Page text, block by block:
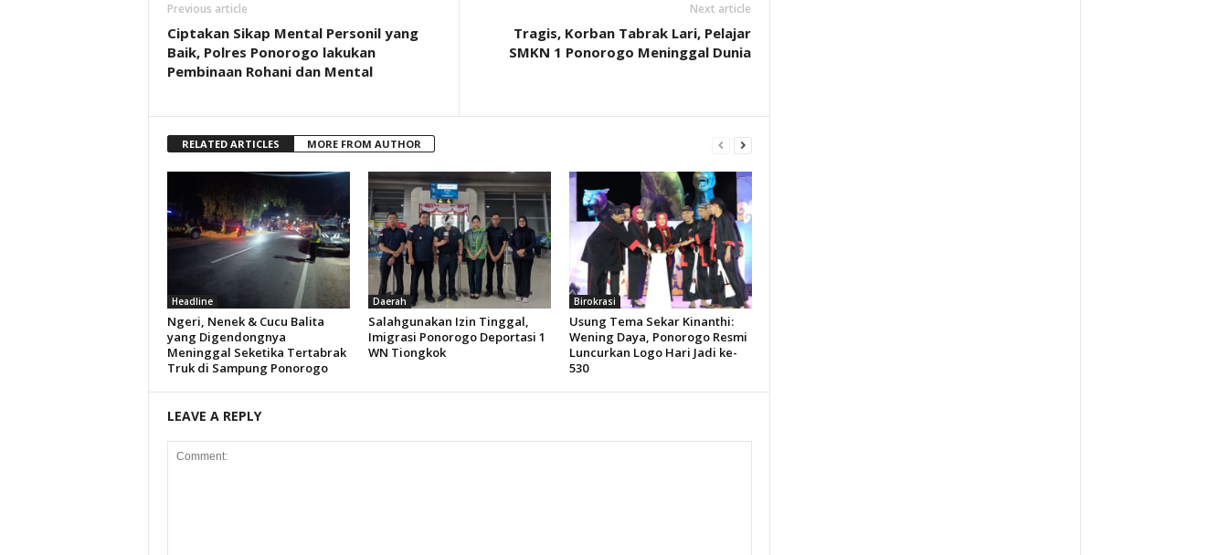
Previous article
Ciptakan Sikap Mental Personil yang
Baik, Polres Ponorogo lakukan
Pembinaan Rohani dan Mental
Next article
Tragis, Korban Tabrak Lari, Pelajar
SMKN 1 Ponorogo Meninggal Dunia
RELATED ARTICLES MORE FROM AUTHOR
Headline
Ngeri, Nenek & Cucu Balita
yang Digendongnya
Meninggal Seketika Tertabrak
Truk di Sampung Ponorogo
Daerah
Salahgunakan Izin Tinggal,
Imigrasi Ponorogo Deportasi 1
WN Tiongkok
Birokrasi
Usung Tema Sekar Kinanthi:
Wening Daya, Ponorogo Resmi
Luncurkan Logo Hari Jadi ke-
530
LEAVE A REPLY